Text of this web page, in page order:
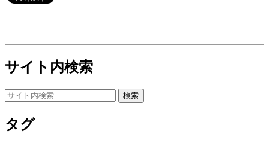
サイト内検索
タグ